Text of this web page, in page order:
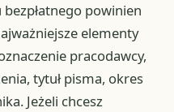
powinien
elementy
pracodawcy,
tytuł pisma, okres
Jeżeli chcesz